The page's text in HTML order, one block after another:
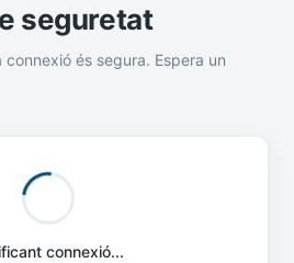
seguretat
és segura. Espera un
connexió...